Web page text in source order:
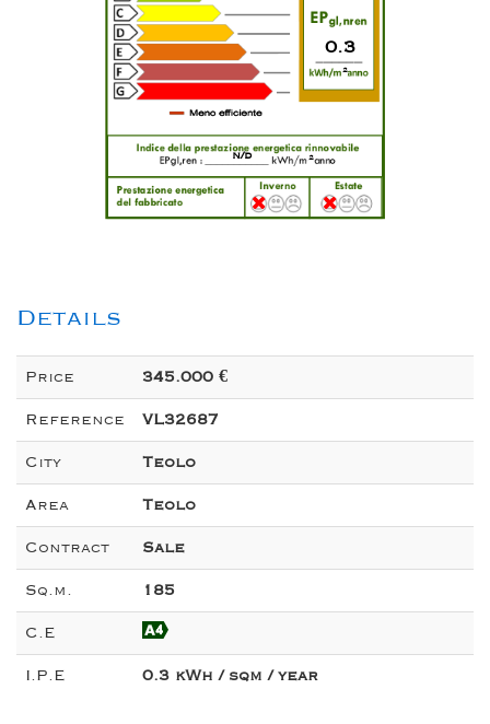
2
2
0.3
n/d
Details
Price 345.000 €
Reference VL32687
City Teolo
Area Teolo
Contract Sale
Sq.m. 185
C.E
I.P.E 0.3 kWh / sqm / year